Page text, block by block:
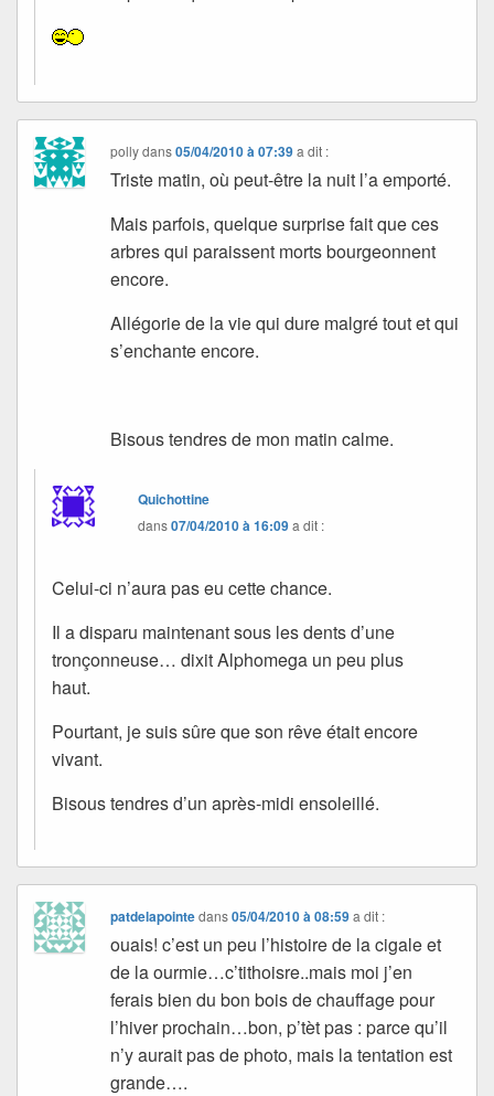
pollydans05/04/2010 à 07:39 a dit :
Triste matin, où peut-être la nuit l’a emporté.
Mais parfois, quelque surprise fait que ces
arbres qui paraissent morts bourgeonnent
encore.
Allégorie de la vie qui dure malgré tout et qui
s’enchante encore.
Bisous tendres de mon matin calme.
Quichottine
dans07/04/2010 à 16:09a dit :
Celui-ci n’aura pas eu cette chance.
Il a disparu maintenant sous les dents d’une
tronçonneuse… dixit Alphomega un peu plus
haut.
Pourtant, je suis sûre que son rêve était encore
vivant.
Bisous tendres d’un après-midi ensoleillé.
patdelapointedans05/04/2010 à 08:59 a dit :
ouais! c’est un peu l’histoire de la cigale et
de la ourmie…c’tithoisre..mais moi j’en
ferais bien du bon bois de chauffage pour
l’hiver prochain…bon, p’tèt pas : parce qu’il
n’y aurait pas de photo, mais la tentation est
grande….